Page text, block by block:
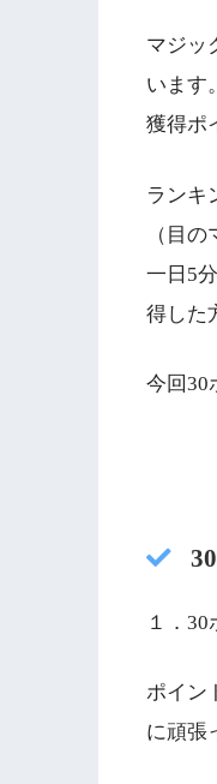
マジッ
います
獲得ポ
ランキ
（目
一日5
得した
今回30
１．
ポイン
に頑張